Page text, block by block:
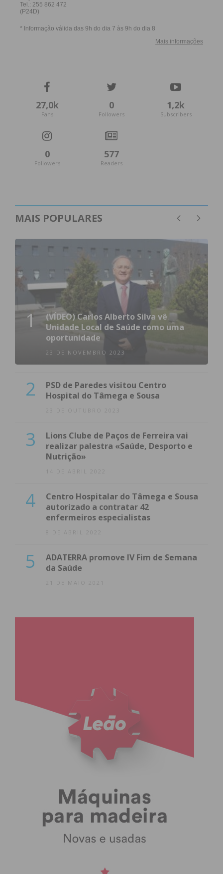
27,0k
Fans
0
Followers
1,2k
Subscribers
0
Followers
577
Readers
MAIS POPULARES
1
(VÍDEO) Carlos Alberto Silva vê
Unidade Local de Saúde como uma
oportunidade
23 DE NOVEMBRO 2023
2
PSD de Paredes visitou Centro
Hospital do Tâmega e Sousa
23 DE OUTUBRO 2023
3
Lions Clube de Paços de Ferreira vai
realizar palestra «Saúde, Desporto e
Nutrição»
14 DE ABRIL 2022
4
Centro Hospitalar do Tâmega e Sousa
autorizado a contratar 42
enfermeiros especialistas
8 DE ABRIL 2022
5
ADATERRA promove IV Fim de Semana
da Saúde
21 DE MAIO 2021